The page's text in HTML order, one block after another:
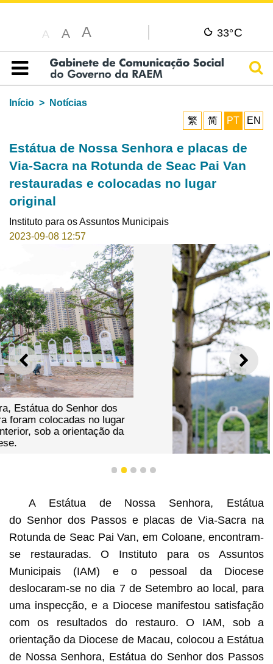
A A A 33°C
Índice
Início
Notícias
繁
简 PT EN
Estátua de Nossa Senhora e placas de
Via-Sacra na Rotunda de Seac Pai Van
restauradas e colocadas no lugar
original
Instituto para os Assuntos Municipais
2023-09-08 12:57
ANTERIOR
Senhor dos Passos e placas de Via-Sacra na Rotunda foi
concluída.
1 2 3 4 5
A Estátua de Nossa Senhora, Estátua
do Senhor dos Passos e placas de Via-Sacra na
Rotunda de Seac Pai Van, em Coloane, encontram-
se restauradas. O Instituto para os Assuntos
Municipais (IAM) e o pessoal da Diocese
deslocaram-se no dia 7 de Setembro ao local, para
uma inspecção, e a Diocese manifestou satisfação
com os resultados do restauro. O IAM, sob a
orientação da Diocese de Macau, colocou a Estátua
de Nossa Senhora, Estátua do Senhor dos Passos